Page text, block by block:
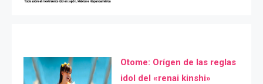
Otome: Orígen de las reglas
idol del «renai kinshi»